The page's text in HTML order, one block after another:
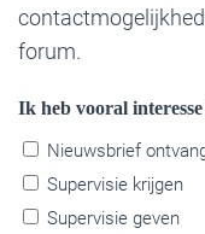
forum.
Ik heb vooral
Nieuwsbrief
Supervisie krijgen
Supervisie geven